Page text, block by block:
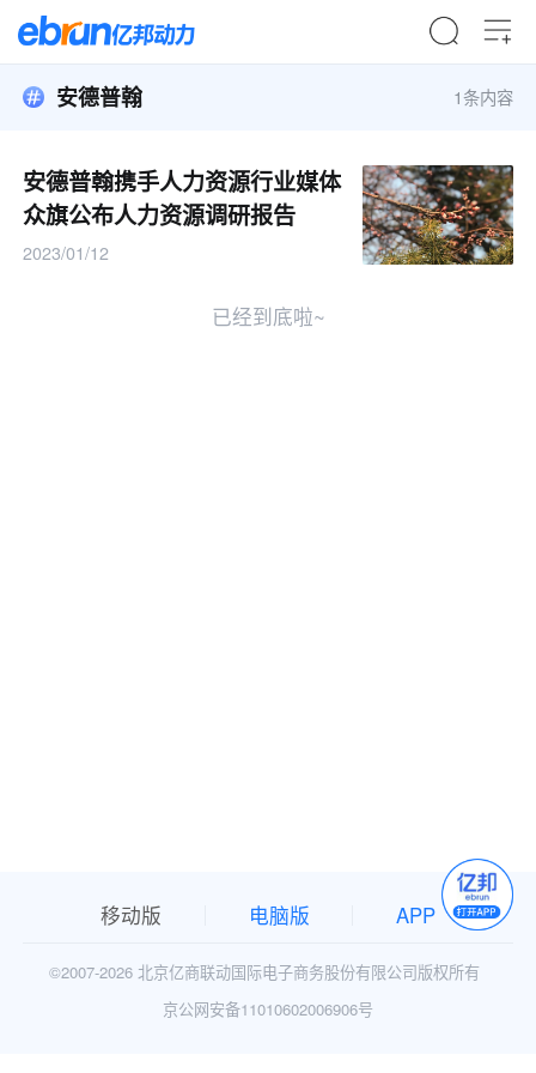
安德普翰 1条内容
安德普翰携手人力资源行业媒体
众旗公布人力资源调研报告
2023/01/12
已经到底啦~
移动版 电脑版 APP
©2007-2026 北京亿商联动国际电子商务股份有限公司版权所有
京公网安备11010602006906号